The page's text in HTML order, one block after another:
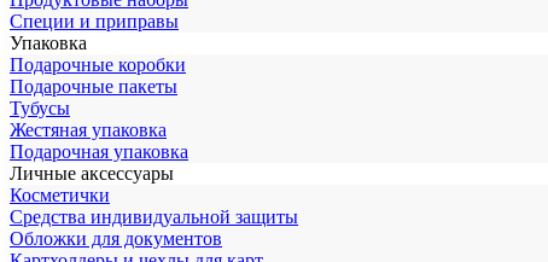
Специи и приправы
Упаковка
Подарочные коробки
Подарочные пакеты
Тубусы
Жестяная упаковка
Подарочная упаковка
Личные аксессуары
Косметички
Средства индивидуальной защиты
Обложки для документов